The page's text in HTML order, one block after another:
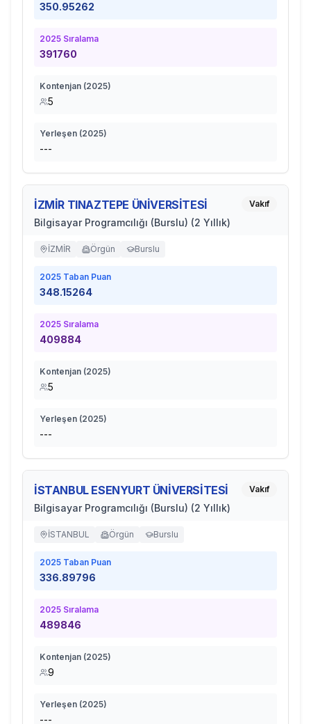
350.95262
2025 Sıralama
391760
Kontenjan (2025)
5
Yerleşen (2025)
---
İZMİR TINAZTEPE ÜNİVERSİTESİ
Bilgisayar Programcılığı (Burslu) (2 Yıllık)
Vakıf
İZMİR Örgün Burslu
2025 Taban Puan
348.15264
2025 Sıralama
409884
Kontenjan (2025)
5
Yerleşen (2025)
---
İSTANBUL ESENYURT ÜNİVERSİTESİ
Bilgisayar Programcılığı (Burslu) (2 Yıllık)
Vakıf
İSTANBUL Örgün Burslu
2025 Taban Puan
336.89796
2025 Sıralama
489846
Kontenjan (2025)
9
Yerleşen (2025)
---